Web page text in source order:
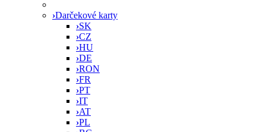
›Darčekové karty
›SK
›CZ
›HU
›DE
›RON
›FR
›PT
›IT
›AT
›PL